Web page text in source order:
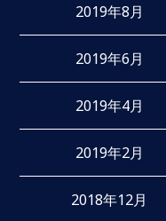
2019年8月
2019年6月
2019年4月
2019年2月
2018年12月